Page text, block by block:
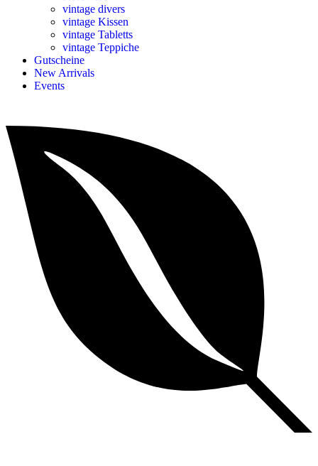
vintage divers
vintage Kissen
vintage Tabletts
vintage Teppiche
Gutscheine
New Arrivals
Events